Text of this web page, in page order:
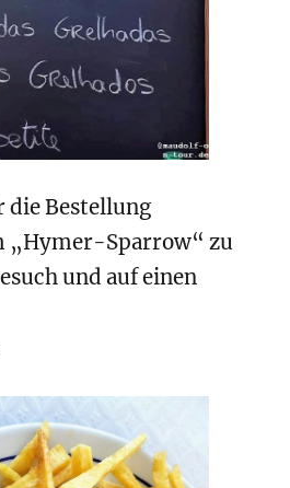
die Bestellung
„Hymer-Sparrow“ zu
und auf einen